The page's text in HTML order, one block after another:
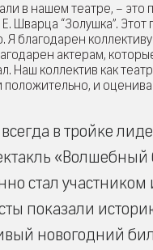
в нашем театре, –
Шварца “Золушка”.
Я благодарен
актерам,
Наш коллектив как
и
в тройке
стал участником
показали
новогодний